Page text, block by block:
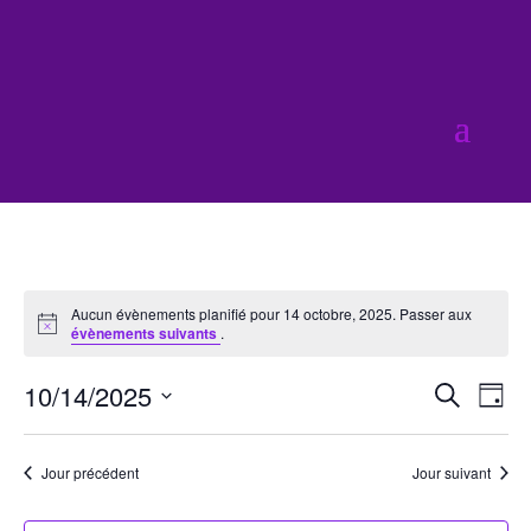
Notice
Aucun évènements planifié pour 14 octobre, 2025. Passer aux
évènements suivants .
et
de
Jour
10/14/2025
Sélectionnez
uneJour précédent Jour suivant